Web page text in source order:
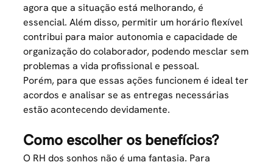
agora que a situação está melhorando, é
essencial. Além disso, permitir um horário flexível
contribui para maior autonomia e capacidade de
organização do colaborador, podendo mesclar sem
problemas a vida profissional e pessoal.
Porém, para que essas ações funcionem é ideal ter
acordos e analisar se as entregas necessárias
estão acontecendo devidamente.
Como escolher os benefícios?
O RH dos sonhos não é uma fantasia. Para